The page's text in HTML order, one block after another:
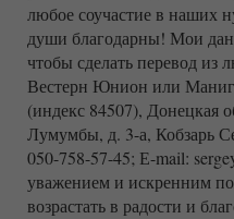
любое соучастие в наших
души благодарны! Мои
чтобы сделать перевод из
Вестерн Юнион или
(индекс 84507), Донецкая
Лумумбы, д. 3-а, Кобзарь
050-758-57-45; Е-mail:
уважением и искренним
возрастать в радости и